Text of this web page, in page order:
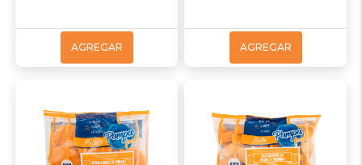
AGREGAR AGREGAR